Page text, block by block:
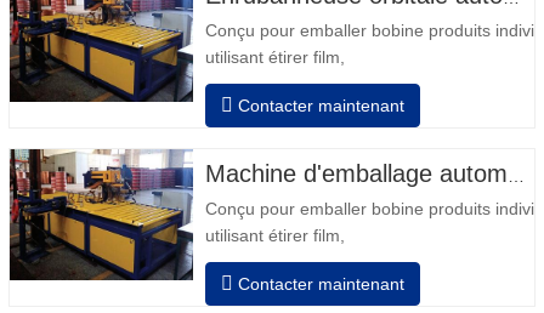
Conçu pour emballer bobine produits
utilisant étirer film,
Auto positionnement après fini emballage
Les tours révolutions, vitesse, étirement
Pneumatique haut plateau pour appuyer
Manuel changement film, équipé avec
Contacter maintenant
Machine d'emballage automatique de bobines de fil
Conçu pour emballer bobine produits
utilisant étirer film,
Auto positionnement après fini emballage
Les tours révolutions, vitesse, étirement
Contacter maintenant